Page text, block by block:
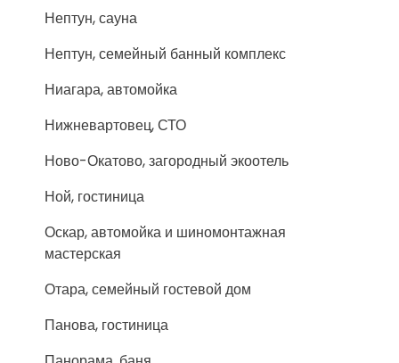
Нептун, сауна
Нептун, семейный банный комплекс
Ниагара, автомойка
Нижневартовец, СТО
Ново-Окатово, загородный экоотель
Ной, гостиница
Оскар, автомойка и шиномонтажная
мастерская
Отара, семейный гостевой дом
Панова, гостиница